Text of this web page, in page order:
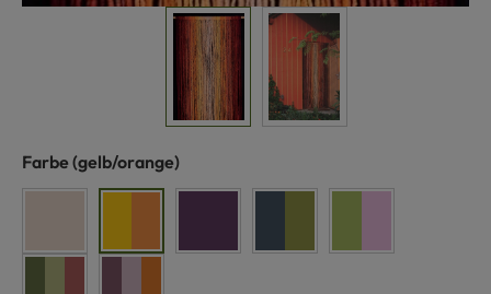
Farbe auswählen
(gelb/orange)